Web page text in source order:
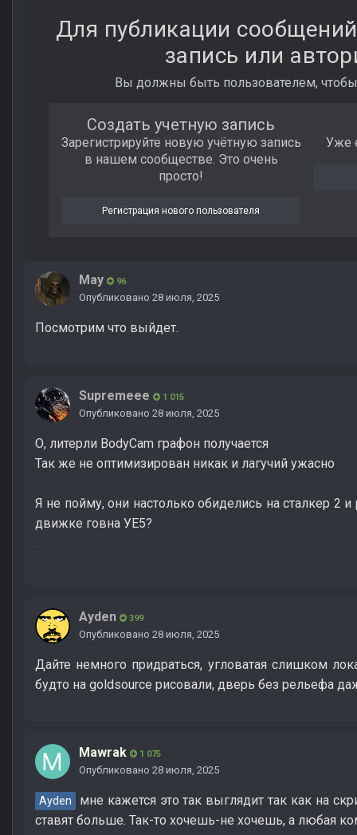
Для публикации
запись или
Вы должны быть пользователем,
Создать учетную запись
Зарегистрируйте новую учётную запись
в нашем сообществе. Это очень
просто!
Регистрация нового пользователя
Уже
May 96
Опубликовано 28 июля, 2025
Посмотрим что выйдет.
Supremeee 1 015
Опубликовано 28 июля, 2025
О, литерли BodyCam графон получается
Так же не оптимизирован никак и лагучий ужасно
Я не пойму, они настолько обиделись на сталкер 2
движке говна УЕ5?
Ayden 399
Опубликовано 28 июля, 2025
Дайте немного придраться, угловатая слишком
будто на goldsource рисовали, дверь без рельефа
Mawrak 1 075
Опубликовано 28 июля, 2025
Ayden
мне кажется это так выглядит так как на
ставят больше. Так-то хочешь-не хочешь, а любая